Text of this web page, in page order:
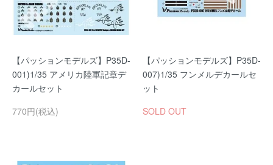
【パッションモデルズ】P35D-
001)1/35 アメリカ陸軍記章デ
カールセット
770円(税込)
【パッションモデルズ】P35D-
007)1/35 フンメルデカールセ
ット
SOLD OUT